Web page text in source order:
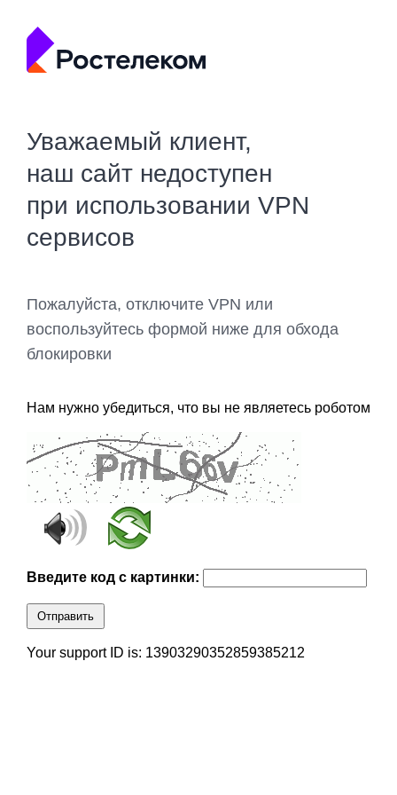
Уважаемый клиент,
наш сайт недоступен
при использовании VPN
сервисов
Пожалуйста, отключите VPN или
воспользуйтесь формой ниже для обхода
блокировки
Нам нужно убедиться, что вы не являетесь роботом
Введите код с картинки:
Отправить
Your support ID is: 13903290352859385212